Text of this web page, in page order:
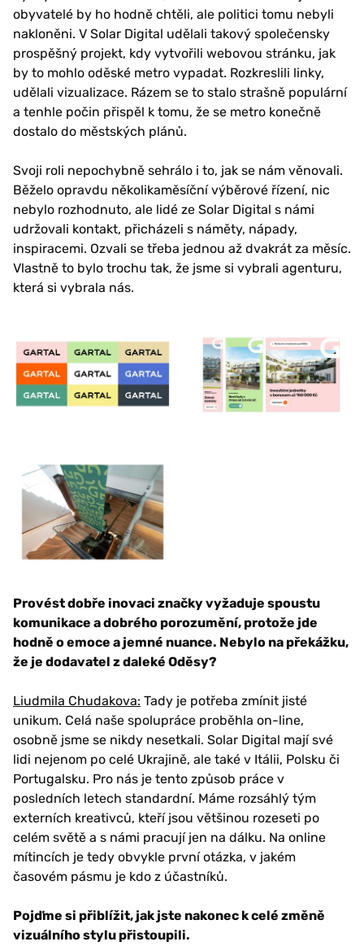
obyvatelé by ho hodně chtěli, ale politici tomu nebyli
nakloněni. V Solar Digital udělali takový společensky
prospěšný projekt, kdy vytvořili webovou stránku, jak
by to mohlo oděské metro vypadat. Rozkreslili linky,
udělali vizualizace. Rázem se to stalo strašně populární
a tenhle počin přispěl k tomu, že se metro konečně
dostalo do městských plánů.
Svoji roli nepochybně sehrálo i to, jak se nám věnovali.
Běželo opravdu několikaměsíční výběrové řízení, nic
nebylo rozhodnuto, ale lidé ze Solar Digital s námi
udržovali kontakt, přicházeli s náměty, nápady,
inspiracemi. Ozvali se třeba jednou až dvakrát za měsíc.
Vlastně to bylo trochu tak, že jsme si vybrali agenturu,
která si vybrala nás.
Provést dobře inovaci značky vyžaduje spoustu
komunikace a dobrého porozumění, protože jde
hodně o emoce a jemné nuance. Nebylo na překážku,
že je dodavatel z daleké Oděsy?
Liudmila Chudakova: Tady je potřeba zmínit jisté
unikum. Celá naše spolupráce proběhla on-line,
osobně jsme se nikdy nesetkali. Solar Digital mají své
lidi nejenom po celé Ukrajině, ale také v Itálii, Polsku či
Portugalsku. Pro nás je tento způsob práce v
posledních letech standardní. Máme rozsáhlý tým
externích kreativců, kteří jsou většinou rozeseti po
celém světě a s námi pracují jen na dálku. Na online
mítincích je tedy obvykle první otázka, v jakém
časovém pásmu je kdo z účastníků.
Pojďme si přiblížit, jak jste nakonec k celé změně
vizuálního stylu přistoupili.